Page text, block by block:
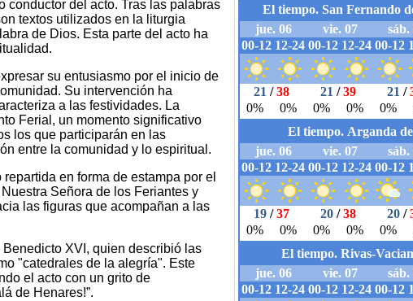
conductor del acto. Tras las palabras
textos utilizados en la liturgia
de Dios. Esta parte del acto ha
su entusiasmo por el inicio de
Su intervención ha
a las festividades. La
Ferial, un momento significativo
los que participarán en las
entre la comunidad y lo espiritual.
en forma de estampa por el
Señora de los Feriantes y
las figuras que acompañan a las
XVI, quien describió las
"catedrales de la alegría". Este
el acto con un grito de
de Henares!”.